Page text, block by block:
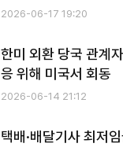
2026-06-17 19:20
한미 외환 당국 관계
응 위해 미국서 회동
2026-06-14 21:12
택배·배달기사 최저